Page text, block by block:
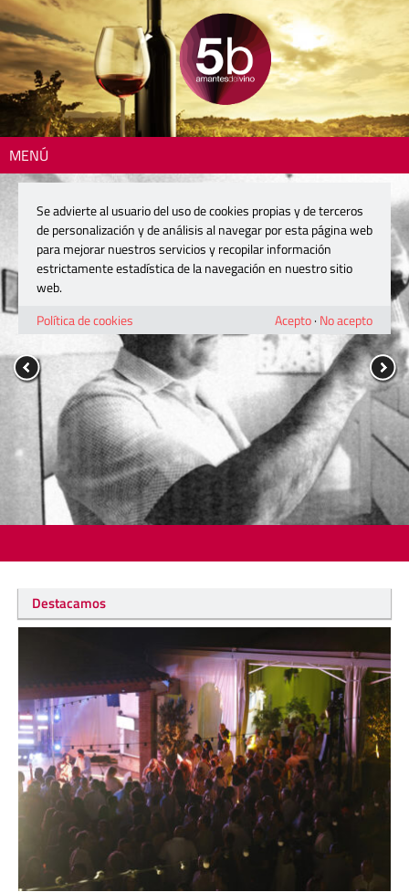
MENÚ
Destacamos
Se advierte al usuario del uso de cookies propias y de terceros
de personalización y de análisis al navegar por esta página web
para mejorar nuestros servicios y recopilar información
estrictamente estadística de la navegación en nuestro sitio
web.
Política de cookies
Acepto· No acepto